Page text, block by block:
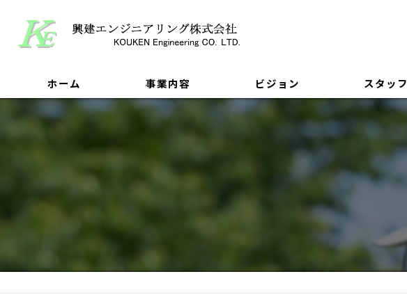
ホーム 事業内容 ビジョン スタッフ